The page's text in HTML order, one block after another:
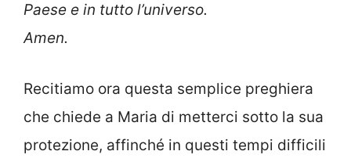
Paese e in tutto l’universo.
Amen.
Recitiamo ora questa semplice preghiera
che chiede a Maria di metterci sotto la sua
protezione, affinché in questi tempi difficili